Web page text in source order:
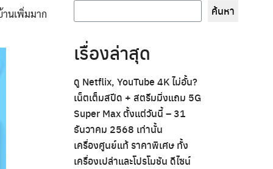
นเพิ่มมาก
ค้นหา
เรื่องล่าสุด
ดู Netflix, YouTube 4K ไม่อั้น?
เน็ตเต็มสปีด + สตรีมมิ่งแถม 5G
Super Max ตั้งแต่วันนี้ – 31
ธันวาคม 2568 เท่านั้น
เครื่องศูนย์แท้ ราคาพิเศษ ทั้ง
เครื่องเปล่าและโปรโมชัน ดีไซน์